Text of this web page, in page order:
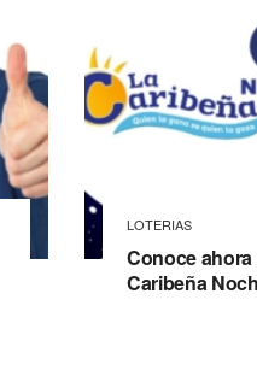
LOTERIAS
Conoce
Caribeña